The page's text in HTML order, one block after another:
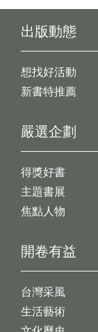
出版動態
想找好活動
新書特推薦
開卷有益
台灣采風
生活藝術
嚴選企劃
得獎好書
主題書展
焦點人物